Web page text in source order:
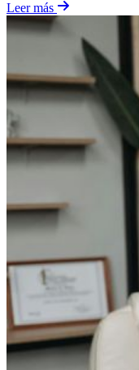
Leer más